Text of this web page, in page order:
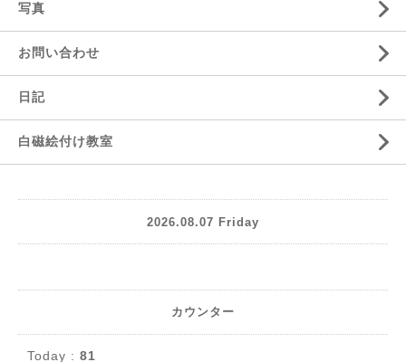
写真
お問い合わせ
日記
白磁絵付け教室
2026.08.07 Friday
カウンター
Today : 81